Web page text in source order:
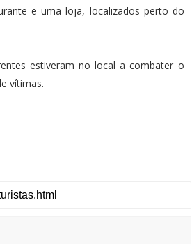
e uma loja, localizados perto do
estiveram no local a combater o
vítimas.